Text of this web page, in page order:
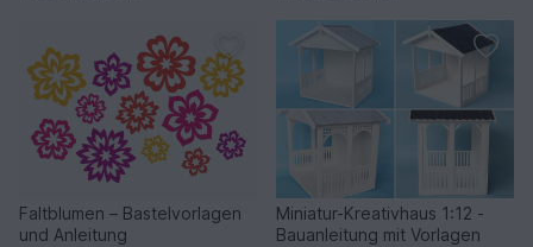
Faltblumen – Bastelvorlagen
und Anleitung
Miniatur-Kreativhaus 1:12 -
Bauanleitung mit Vorlagen